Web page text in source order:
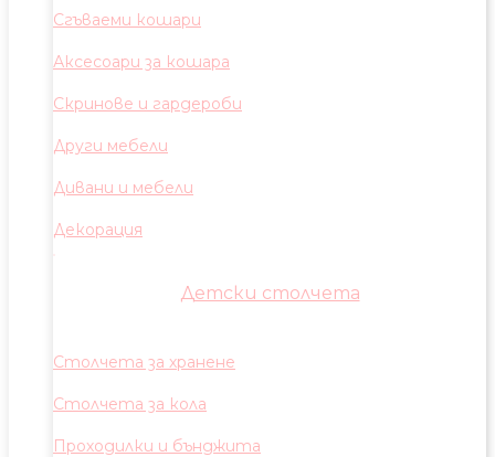
Сгъваеми кошари
Аксесоари за кошара
Скринове и гардероби
Други мебели
Дивани и мебели
Декорация
Детски столчета
Столчета за хранене
Столчета за кола
Проходилки и бънджита